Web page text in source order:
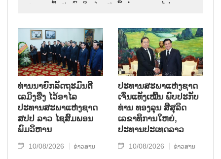
ຄວາມເສົ້າສະຫຼົດໃຈຢ່າງສຸດຊຶ້ງຕໍ່ການຈາກໄປຂອງ
ສະພາແຫ່ງຊາດ ແລະ ປະຊາຊົນ ລາວ ບັນດາເຜົ່າ.
ທ່ານນາຍົກລັດຖະມົນຕີ
ເລມິງຮືງ ໄວ້ອາໄລ
ປະທານສະພາແຫ່ງຊາດ
ສປປ ລາວ ໄຊສົມພອນ
ພົມວິຫານ
10/08/2026 ຂ່າວສານ
ປະທານສະພາແຫ່ງຊາດ
ເຈິ່ນແທັງເໝີ້ນ ພົບປະກັບ
ທ່ານ ທອງລຸນ ສີສຸລິດ
ເລຂາທິການໃຫຍ່,
ປະທານປະເທດລາວ
10/08/2026 ຂ່າວສານ